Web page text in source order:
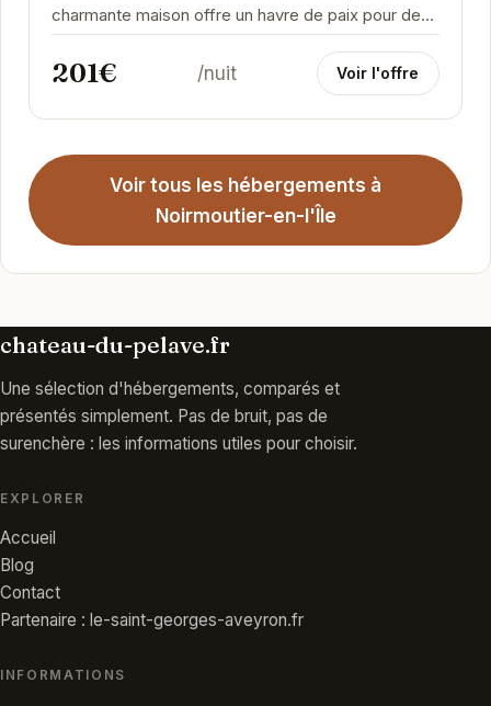
charmante maison offre un havre de paix pour des
vacances inoubliables. Ses espaces de vie
lumineux...
201€ /nuit Voir l'offre
Voir tous les hébergements à
Noirmoutier-en-l'Île
chateau-du-pelave.fr
Une sélection d'hébergements, comparés et
présentés simplement. Pas de bruit, pas de
surenchère : les informations utiles pour choisir.
EXPLORER
Accueil
Blog
Contact
Partenaire : le-saint-georges-aveyron.fr
INFORMATIONS